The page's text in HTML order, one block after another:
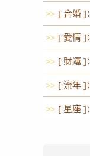
>> [ 合婚 ]：
>> [ 愛情 ]：
>> [ 財運 ]
>> [ 流年 ]：
>> [ 星座 ]：